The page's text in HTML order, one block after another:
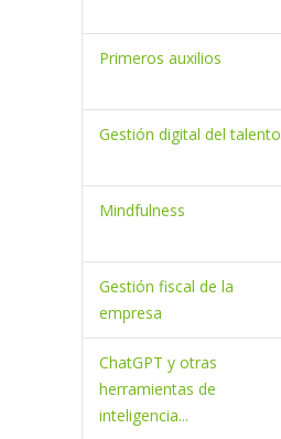
Primeros auxilios
Gestión digital del talento
Mindfulness
Gestión fiscal de la
empresa
ChatGPT y otras
herramientas de
inteligencia...